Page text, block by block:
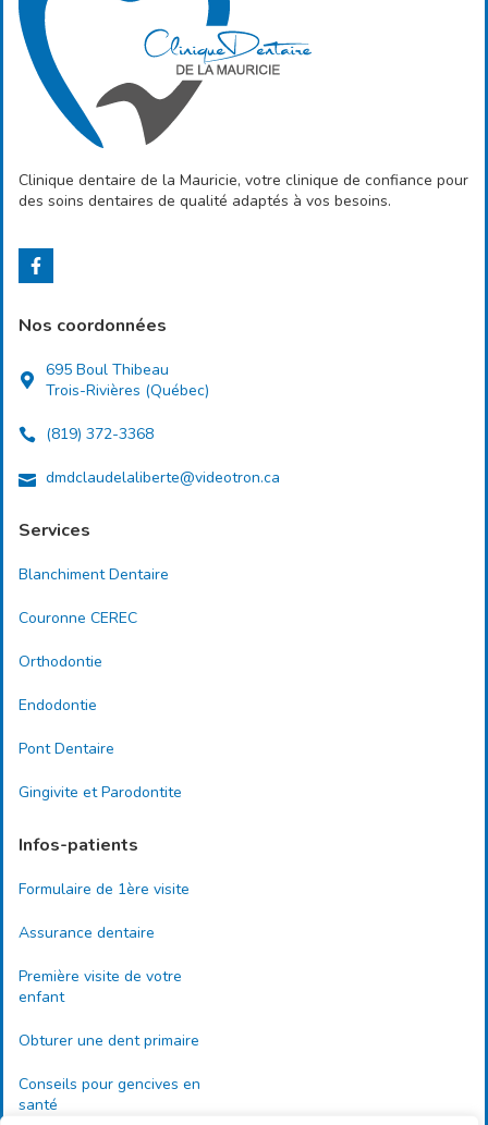
Clinique dentaire de la Mauricie, votre clinique de confiance pour
des soins dentaires de qualité adaptés à vos besoins.
Nos coordonnées
695 Boul Thibeau
Trois-Rivières (Québec)
(819) 372-3368
dmdclaudelaliberte@videotron.ca
Services
Blanchiment Dentaire
Couronne CEREC
Orthodontie
Endodontie
Pont Dentaire
Gingivite et Parodontite
Infos-patients
Formulaire de 1ère visite
Assurance dentaire
Première visite de votre
enfant
Obturer une dent primaire
Conseils pour gencives en
santé